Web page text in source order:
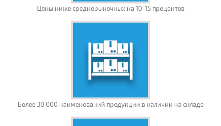
Цены ниже среднерыночных на 10-15 процентов
Более 30 000 наименований продукции в наличии на складе